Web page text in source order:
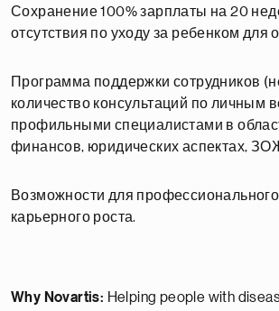
Сохранение 100% зарплаты на 20
отсутствия по уходу за ребенком для
Программа поддержки сотрудников
количество консультаций по личным
профильными специалистами в
финансов, юридических аспектах,
Возможности для профессионального
карьерного роста.
Why Novartis: Helping people with